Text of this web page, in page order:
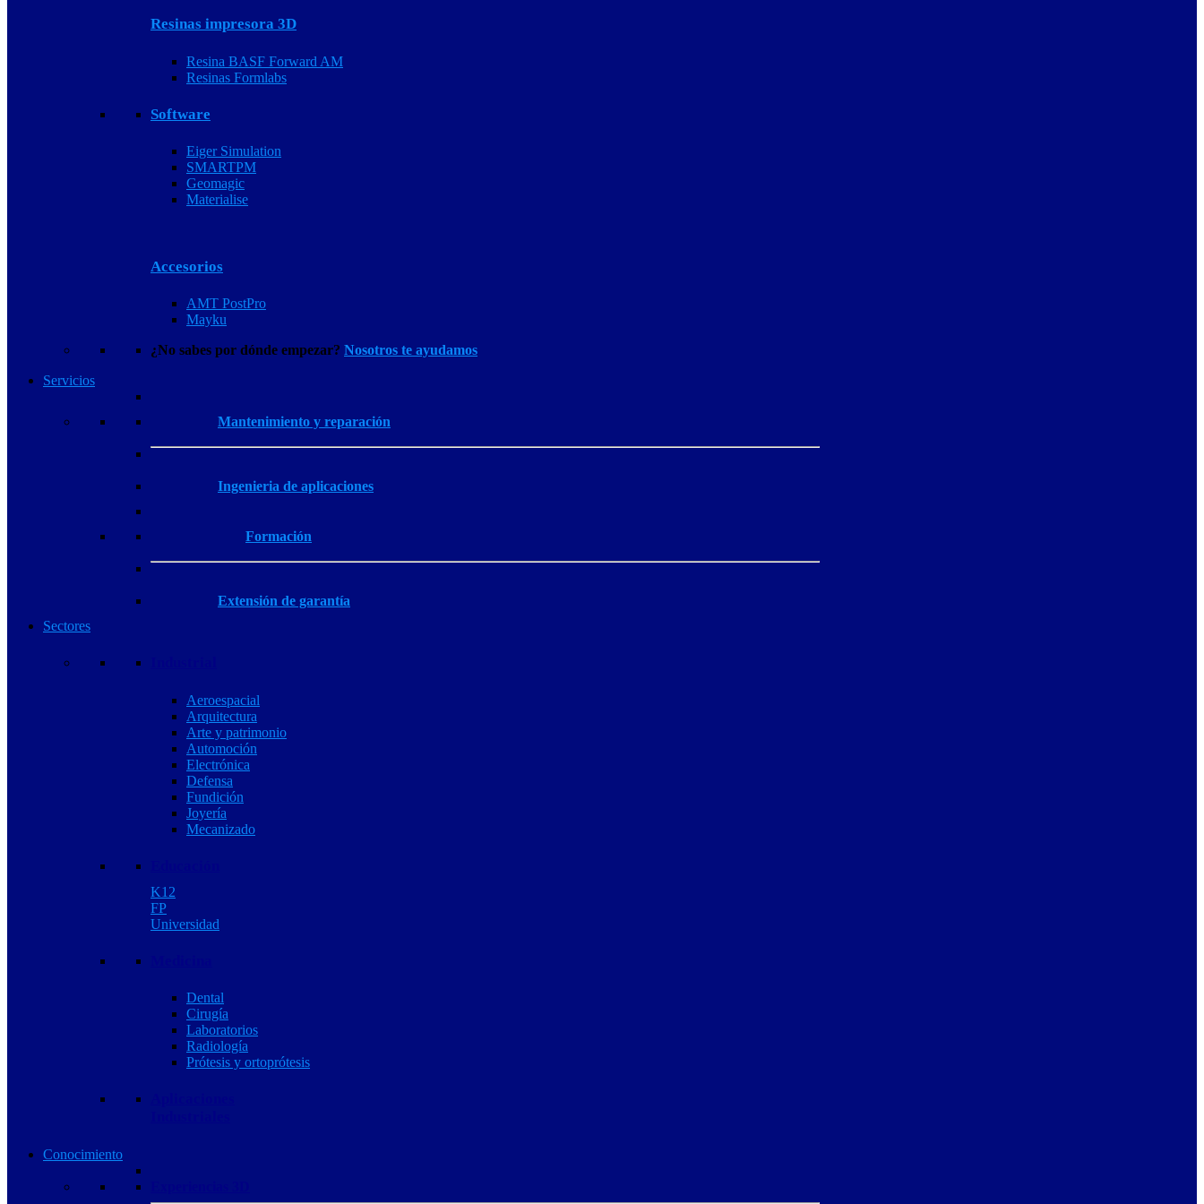
Resinas impresora 3D
Resina BASF Forward AM
Resinas Formlabs
Software
Eiger Simulation
SMARTPM
Geomagic
Materialise
Accesorios
AMT PostPro
Mayku
¿No sabes por dónde empezar? Nosotros te ayudamos
Servicios
Mantenimiento y reparación
Ingenieria de aplicaciones
Formación
Extensión de garantía
Sectores
Aeroespacial
Arquitectura
Arte y patrimonio
Automoción
Electrónica
Defensa
Fundición
Joyería
Mecanizado
K12
FP
Universidad
Dental
Cirugía
Laboratorios
Radiología
Prótesis y ortoprótesis
Conocimiento